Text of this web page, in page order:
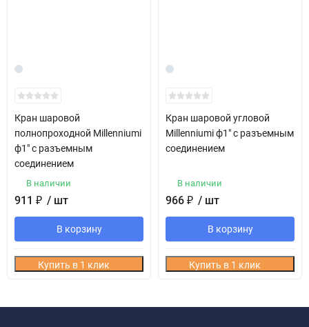
Кран шаровой
полнопроходной Millenniumi
ф1" с разъемным
соединением
В наличии
911 ₽ / шт
В корзину
Купить в 1 клик
Кран шаровой угловой
Millenniumi ф1" с разъемным
соединением
В наличии
966 ₽ / шт
В корзину
Купить в 1 клик